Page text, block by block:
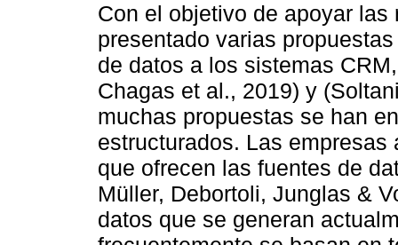
Con el objetivo de apoyar
presentado varias
de datos a los sistemas
Chagas et al., 2019) y
muchas propuestas se han
estructurados. Las
que ofrecen las fuentes de
Müller, Debortoli, Junglas &
datos que se generan